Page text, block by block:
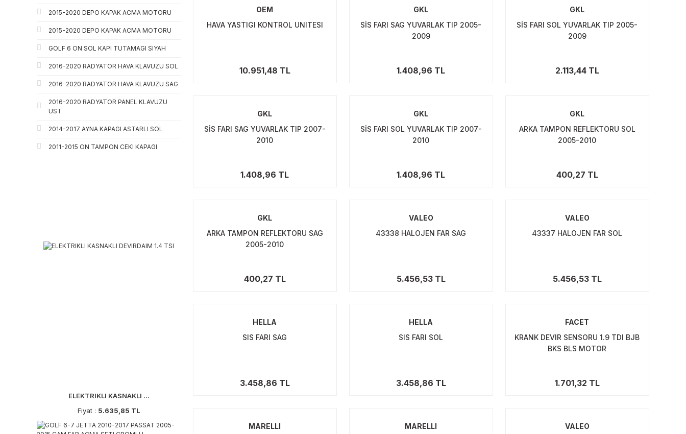
2015-2020 DEPO KAPAK ACMA MOTORU
2015-2020 DEPO KAPAK ACMA MOTORU
GOLF 6 ON SOL KAPI TUTAMAGI SIYAH
2016-2020 RADYATOR HAVA KLAVUZU SOL
2016-2020 RADYATOR HAVA KLAVUZU SAG
2016-2020 RADYATOR PANEL KLAVUZU
UST
2014-2017 AYNA KAPAGI ASTARLI SOL
2011-2015 ON TAMPON CEKI KAPAGI
ELEKTRIKLI KASNAKLI ...
Fiyat : 5.635,85 TL
OEM
HAVA YASTIGI KONTROL UNITESI
10.951,48 TL
GKL
SİS FARI SAG YUVARLAK TIP 2005-
2009
1.408,96 TL
GKL
SİS FARI SOL YUVARLAK TIP 2005-
2009
2.113,44 TL
GKL
SİS FARI SAG YUVARLAK TIP 2007-
2010
1.408,96 TL
GKL
SİS FARI SOL YUVARLAK TIP 2007-
2010
1.408,96 TL
GKL
ARKA TAMPON REFLEKTORU SOL
2005-2010
400,27 TL
GKL
ARKA TAMPON REFLEKTORU SAG
2005-2010
400,27 TL
VALEO
43338 HALOJEN FAR SAG
5.456,53 TL
VALEO
43337 HALOJEN FAR SOL
5.456,53 TL
HELLA
SIS FARI SAG
3.458,86 TL
HELLA
SIS FARI SOL
3.458,86 TL
FACET
KRANK DEVIR SENSORU 1.9 TDI BJB
BKS BLS MOTOR
1.701,32 TL
MARELLI
MARELLI
VALEO